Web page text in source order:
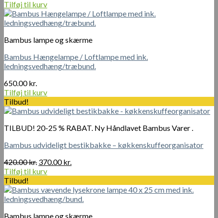
oprindelige
pris
var:
250.00 kr..
pris
er:
100.00 kr..
Tilføj til kurv
Bambus lampe og skærme
Bambus Hængelampe / Loftlampe med ink.
ledningsvedhæng/træbund.
650.00kr.
Tilføj til kurv
Tilbud!
TILBUD! 20-25 % RABAT. Ny Håndlavet Bambus Varer .
Bambus udvideligt bestikbakke – køkkenskuffeorganisator
420.00kr. Den
oprindelige
var:
420.00 kr..
370.00kr.
er:
370.00 kr..
Tilføj til kurv
Tilbud!
Bambus lampe og skærme